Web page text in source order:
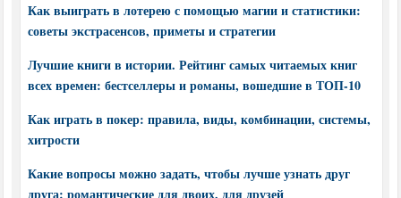
Как выиграть в лотерею с помощью магии и статистики:
советы экстрасенсов, приметы и стратегии
Лучшие книги в истории. Рейтинг самых читаемых книг
всех времен: бестселлеры и романы, вошедшие в ТОП-10
Как играть в покер: правила, виды, комбинации, системы,
хитрости
Какие вопросы можно задать, чтобы лучше узнать друг
друга: романтические для двоих, для друзей